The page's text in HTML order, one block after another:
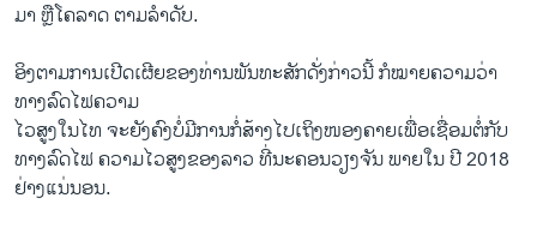
ມາ ຫຼືໂຄລາດ ຕາມລໍາດັບ.
ອິງຕາມການເປີດເຜີຍຂອງທ່ານພັນທະສັກດັ່ງກ່າວນີ້ ກໍໝາຍຄວາມວ່າ
ທາງລົດໄຟຄວາມ
ໄວສູງໃນໄທ ຈະຍັງຄົງບໍ່ມີການກໍ່ສ້າງໄປເຖິງໜອງຄາຍເພື່ອເຊື່ອມຕໍ່ກັບ
ທາງລົດໄຟ ຄວາມໄວສູງຂອງລາວ ທີ່ນະຄອນວຽງຈັນ ພາຍໃນ ປີ 2018
ຢ່າງແນ່ນອນ.